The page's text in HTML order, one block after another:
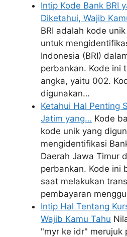
Intip Kode Bank BRI
Diketahui, Wajib
BRI adalah kode
untuk
Indonesia (BRI)
perbankan. Kode ini
angka, yaitu 002.
digunakan…
Ketahui Hal Penting
Jatim yang… Kode
kode unik yang
mengidentifikasi
Daerah Jawa Timur
perbankan. Kode ini
saat melakukan
pembayaran
Intip Hal Tentang
Wajib Kamu Tahu
"myr ke idr" merujuk